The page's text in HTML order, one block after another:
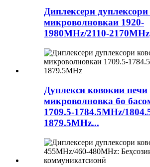
Диплексери
микроволновкаи 1920-
1980MHz/2110-2170MHz
Дуплекси ковокии печи
микроволновка бо
1709.5-1784.5MHz/
1879.5MHz...